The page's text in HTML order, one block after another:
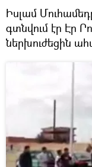
Իսլամ
գտնվում էր Էր
ներխուժեցին